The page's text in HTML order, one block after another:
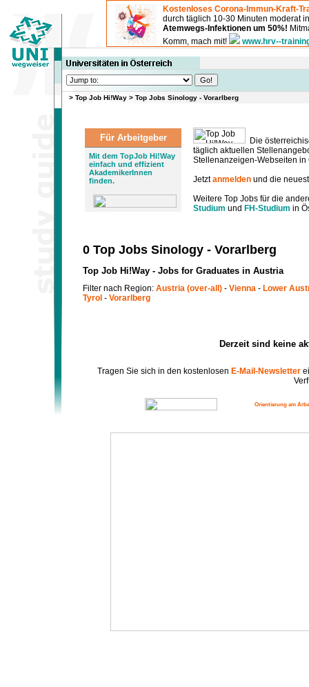
Kostenloses Corona-Immun-Kraft-
durch täglich 10-30 Minuten moderat
Atemwegs-Infektionen um 50%!
Komm, mach mit!
www.hrv--
> Top Job Hi!Way > Top Jobs Sinology - Vorarlberg
Für Arbeitgeber
Mit dem TopJob Hi!Way
einfach und effizient
AkademikerInnen
finden.
Die
täglich aktuellen
Stellenanzeigen-Webseiten in
Jetztanmelden und die
Weitere Top Jobs für die
Studium und FH-Studium in
0 Top Jobs Sinology - Vorarlberg
Top Job Hi!Way - Jobs for Graduates in Austria
Filter nach Region: Austria (over-all) - Vienna - Lower
Tyrol - Vorarlberg
Derzeit sind keine
Tragen Sie sich in den kostenlosen E-Mail-Newsletter
Orientierung am